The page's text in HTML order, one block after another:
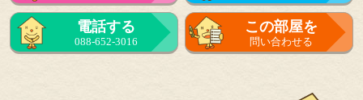
電話する
088-652-3016
この部屋を
問い合わせる